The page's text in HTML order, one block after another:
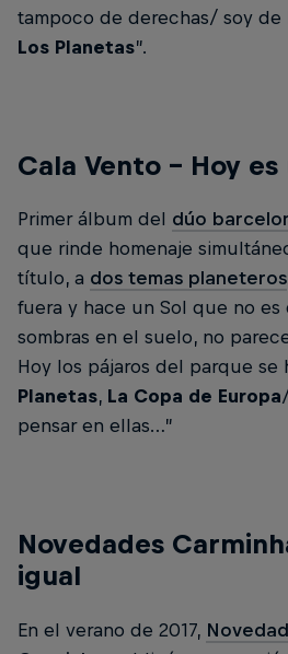
tampoco de derechas/ soy
Los Planetas”.
Cala Vento – Hoy
Primer álbum del dúo
que rinde homenaje
título, a dos temas planeteros
fuera y hace un Sol que no
sombras en el suelo, no
Hoy los pájaros del parque se
Planetas, La Copa de Europa
pensar en ellas…”
Novedades
igual
En el verano de 2017,